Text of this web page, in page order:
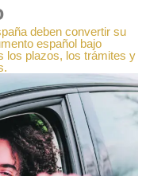
deben convertir su
español bajo
los plazos, los trámites y